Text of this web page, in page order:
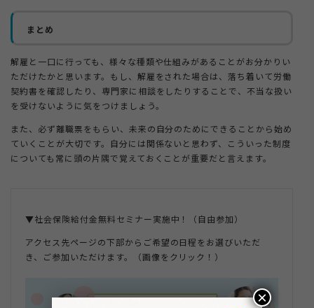
まとめ
解雇と一口に行っても、様々な種類や仕組みがあることがお分かりい
ただけたかと思います。もし、解雇をされた場合は、落ち着いて労働
契約書を確認したり、専門家に相談をしたりすることで、不当な扱い
を受けないように気をつけましょう。
また、必ず離職票をもらい、未来の自分のためにできることから始め
ていくことが大切です。自分には関係ないと思わず、こういった制度
についても常に頭の片隅で覚えておくことが重要だと言えます。
▼社会保険給付金無料セミナー実施中！（自由参加）
アクセス先ページの下部からご希望の日程をお選びいただ
き、ご参加いただけます。（画像をクリック！）
×